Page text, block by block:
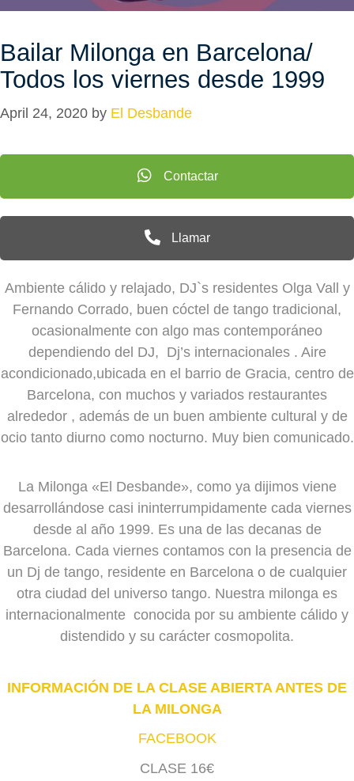
Bailar Milonga en Barcelona/
Todos los viernes desde 1999
April 24, 2020 by El Desbande
Contactar
Llamar
Ambiente cálido y relajado, DJ`s residentes Olga Vall y
Fernando Corrado, buen cóctel de tango tradicional,
ocasionalmente con algo mas contemporáneo
dependiendo del DJ, Dj’s internacionales . Aire
acondicionado,ubicada en el barrio de Gracia, centro de
Barcelona, con muchos y variados restaurantes
alrededor , además de un buen ambiente cultural y de
ocio tanto diurno como nocturno. Muy bien comunicado.
La Milonga «El Desbande», como ya dijimos viene
desarrollándose casi ininterrumpidamente cada viernes
desde al año 1999. Es una de las decanas de
Barcelona. Cada viernes contamos con la presencia de
un Dj de tango, residente en Barcelona o de cualquier
otra ciudad del universo tango. Nuestra milonga es
internacionalmente conocida por su ambiente cálido y
distendido y su carácter cosmopolita.
INFORMACIÓN DE LA CLASE ABIERTA ANTES DE
LA MILONGA
FACEBOOK
CLASE 16€